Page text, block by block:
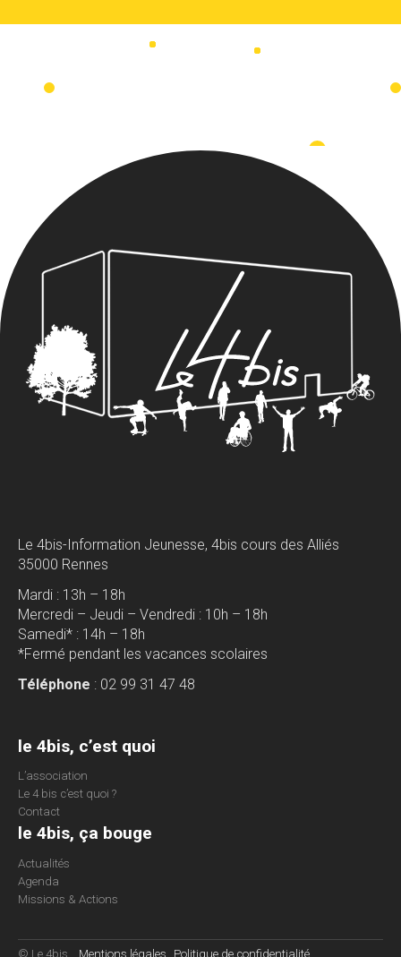
Le 4bis-Information Jeunesse, 4bis cours des Alliés
35000 Rennes
Mardi : 13h – 18h
Mercredi – Jeudi – Vendredi : 10h – 18h
Samedi* : 14h – 18h
*Fermé pendant les vacances scolaires
Téléphone : 02 99 31 47 48
le 4bis, c’est quoi
L’association
Le 4 bis c’est quoi ?
Contact
le 4bis, ça bouge
Actualités
Agenda
Missions & Actions
© Le 4bis Mentions légales Politique de confidentialité